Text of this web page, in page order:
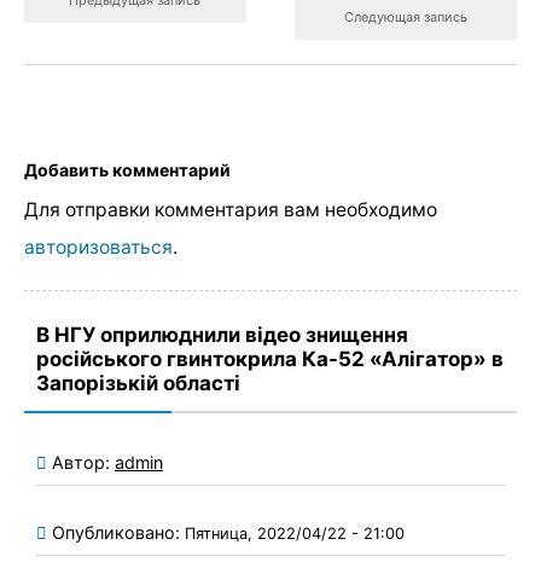
Следующая запись
Добавить комментарий
Для отправки комментария вам необходимо
авторизоваться.
В НГУ оприлюднили відео знищення
російського гвинтокрила Ка-52 «Алігатор» в
Запорізькій області
Автор: admin
Опубликовано: Пятница, 2022/04/22 - 21:00